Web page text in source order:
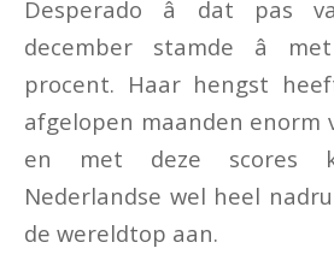
Desperado â dat pas
december stamde â
procent. Haar hengst
afgelopen maanden enorm
en met deze scores
Nederlandse wel heel
de wereldtop aan.